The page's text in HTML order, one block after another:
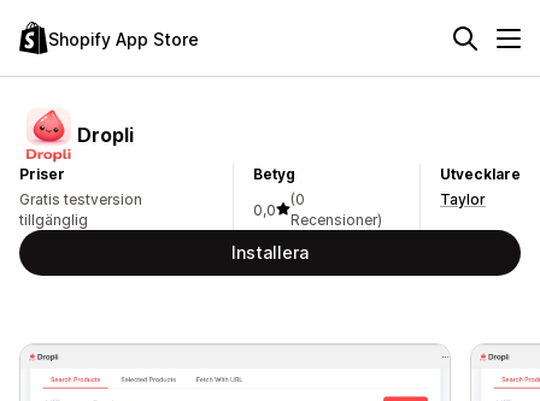
Shopify App Store
Dropli
Priser
Gratis testversion
tillgänglig
Betyg
0,0
(0
Recensioner)
Utvecklare
Taylor
Installera